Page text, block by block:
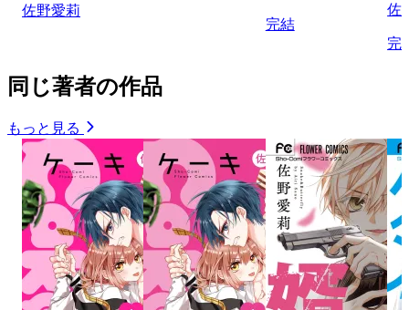
佐野愛莉
完結
佐
完
同じ著者の作品
もっと見る